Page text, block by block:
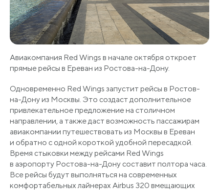
Авиакомпания Red Wings в начале октября откроет
прямые рейсы в Ереван из Ростова-на-Дону.
Одновременно Red Wings запустит рейсы в Ростов-
на-Дону из Москвы. Это создаст дополнительное
привлекательное предложение на столичном
направлении, а также даст возможность пассажирам
авиакомпании путешествовать из Москвы в Ереван
и обратно с одной короткой удобной пересадкой.
Время стыковки между рейсами Red Wings
в аэропорту Ростова-на-Дону составит полтора часа.
Все рейсы будут выполняться на современных
комфортабельных лайнерах Airbus 320 вмещающих